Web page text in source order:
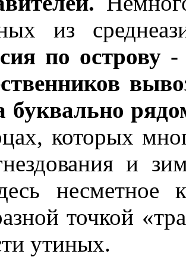
из
по острову
буквально
которых
и
несметное
точкой
утиных.